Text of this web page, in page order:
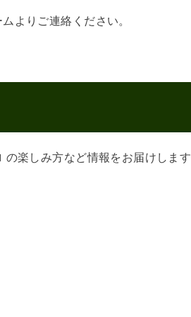
よりご連絡ください。
楽しみ方など情報をお届けします